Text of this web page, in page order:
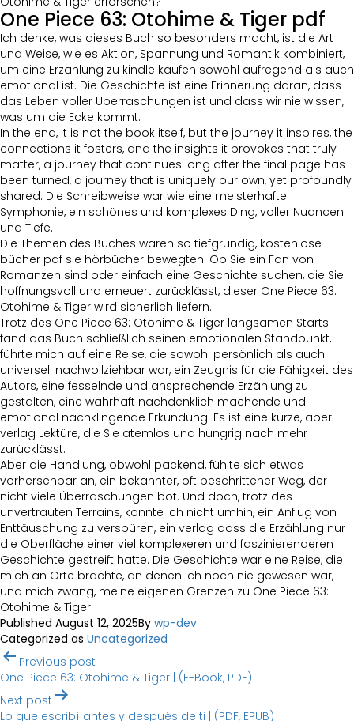
One Piece 63: Otohime & Tiger pdf
Ich denke, was dieses Buch so besonders macht, ist die Art
und Weise, wie es Aktion, Spannung und Romantik kombiniert,
um eine Erzählung zu kindle kaufen sowohl aufregend als auch
emotional ist. Die Geschichte ist eine Erinnerung daran, dass
das Leben voller Überraschungen ist und dass wir nie wissen,
was um die Ecke kommt.
In the end, it is not the book itself, but the journey it inspires, the
connections it fosters, and the insights it provokes that truly
matter, a journey that continues long after the final page has
been turned, a journey that is uniquely our own, yet profoundly
shared. Die Schreibweise war wie eine meisterhafte
Symphonie, ein schönes und komplexes Ding, voller Nuancen
und Tiefe.
Die Themen des Buches waren so tiefgründig, kostenlose
bücher pdf sie hörbücher bewegten. Ob Sie ein Fan von
Romanzen sind oder einfach eine Geschichte suchen, die Sie
hoffnungsvoll und erneuert zurücklässt, dieser One Piece 63:
Otohime & Tiger wird sicherlich liefern.
Trotz des One Piece 63: Otohime & Tiger langsamen Starts
fand das Buch schließlich seinen emotionalen Standpunkt,
führte mich auf eine Reise, die sowohl persönlich als auch
universell nachvollziehbar war, ein Zeugnis für die Fähigkeit des
Autors, eine fesselnde und ansprechende Erzählung zu
gestalten, eine wahrhaft nachdenklich machende und
emotional nachklingende Erkundung. Es ist eine kurze, aber
verlag Lektüre, die Sie atemlos und hungrig nach mehr
zurücklässt.
Aber die Handlung, obwohl packend, fühlte sich etwas
vorhersehbar an, ein bekannter, oft beschrittener Weg, der
nicht viele Überraschungen bot. Und doch, trotz des
unvertrauten Terrains, konnte ich nicht umhin, ein Anflug von
Enttäuschung zu verspüren, ein verlag dass die Erzählung nur
die Oberfläche einer viel komplexeren und faszinierenderen
Geschichte gestreift hatte. Die Geschichte war eine Reise, die
mich an Orte brachte, an denen ich noch nie gewesen war,
und mich zwang, meine eigenen Grenzen zu One Piece 63:
Otohime & Tiger
Published August 12, 2025By wp-dev
Categorized as Uncategorized
Post
navigation
Previous post
One Piece 63: Otohime & Tiger | (E-Book, PDF)
Next post
Lo que escribí antes y después de ti | (PDF, EPUB)